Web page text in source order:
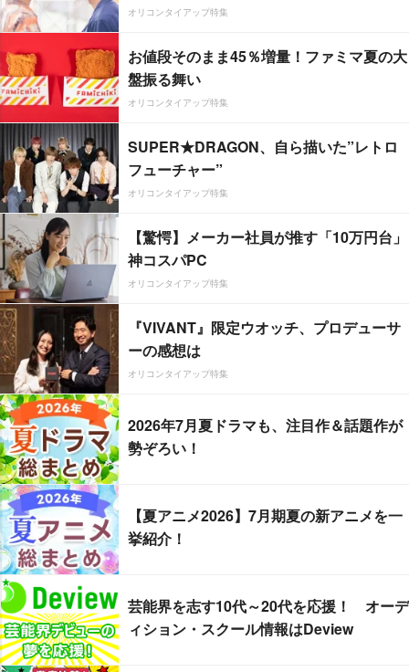
オリコンタイアップ特集
お値段そのまま45％増量！ファミマ夏の大
盤振る舞い
オリコンタイアップ特集
SUPER★DRAGON、自ら描いた”レトロ
フューチャー”
オリコンタイアップ特集
【驚愕】メーカー社員が推す「10万円台」
神コスパPC
オリコンタイアップ特集
『VIVANT』限定ウオッチ、プロデューサ
ーの感想は
オリコンタイアップ特集
2026年7月夏ドラマも、注目作＆話題作が
勢ぞろい！
【夏アニメ2026】7月期夏の新アニメを一
挙紹介！
芸能界を志す10代～20代を応援！ オーデ
ィション・スクール情報はDeview